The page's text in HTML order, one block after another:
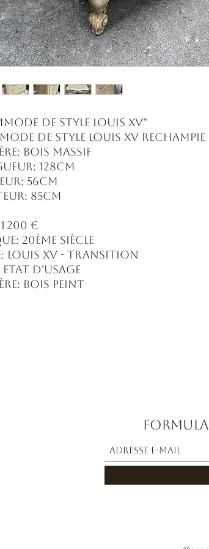
De Style Louis XV"
de style Louis XV rechampie
Bois massif
128cm
56cm
85cm
200 €
20ème siècle
Louis XV - Transition
Etat d'usage
Bois peint